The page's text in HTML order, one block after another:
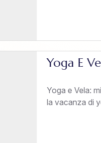
Yoga E
Yoga e Vela:
la vacanza di